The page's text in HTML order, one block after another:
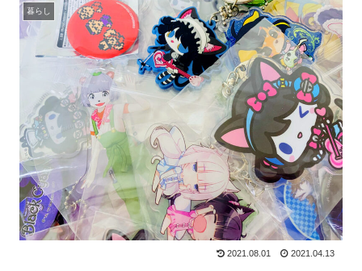
暮らし
2021.08.01 2021.04.13